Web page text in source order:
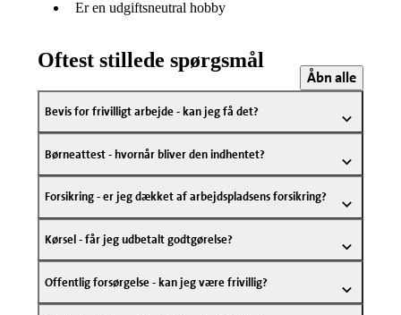
Er en udgiftsneutral hobby
Oftest stillede spørgsmål
Åbn alle
Bevis for frivilligt arbejde - kan jeg få det?
Børneattest - hvornår bliver den indhentet?
Forsikring - er jeg dækket af arbejdspladsens forsikring?
Kørsel - får jeg udbetalt godtgørelse?
Offentlig forsørgelse - kan jeg være frivillig?